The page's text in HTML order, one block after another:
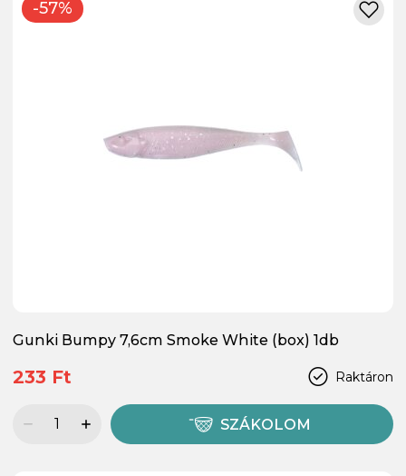
-57%
Gunki Bumpy 7,6cm Smoke White (box) 1db
Raktáron
233 Ft
SZÁKOLOM